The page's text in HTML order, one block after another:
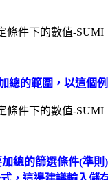
總的範圍，以這個
總的篩選條件(準